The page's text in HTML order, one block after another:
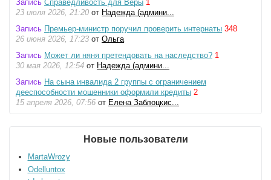
Запись Справедливость для Веры 1
23 июля 2026, 21:20 от Надежда (админи...
Запись Премьер-министр поручил проверить интернаты 348
26 июня 2026, 17:23 от Ольга
Запись Может ли няня претендовать на наследство? 1
30 мая 2026, 12:54 от Надежда (админи...
Запись На сына инвалида 2 группы с ограничением
дееспособности мошенники оформили кредиты 2
15 апреля 2026, 07:56 от Елена Заблоцкис...
Новые пользователи
MartaWrozy
Odelluntox